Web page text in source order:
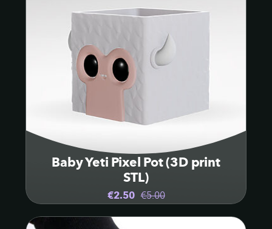
Baby Yeti Pixel Pot (3D print
STL)
€2.50 €5.00